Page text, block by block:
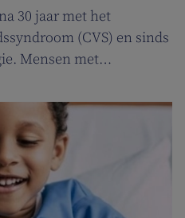
30 jaar met het
(CVS) en sinds
Mensen met
bevindingen, met pijn en
kenmerken. En
ligt, ervaren ze pijn
aanraking kan al pijn